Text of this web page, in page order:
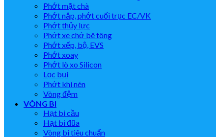
Phớt mặt chà
Phớt nắp, phớt cuối trục EC/VK
Phớt thủy lực
Phớt xe chở bê tông
Phớt xếp, bộ, EVS
Phớt xoay
Phớt lò xo Silicon
Lọc bụi
Phớt khí nén
Vòng đệm
VÒNG BI
Hạt bi cầu
Hạt bi đũa
Vòng bi tiêu chuẩn